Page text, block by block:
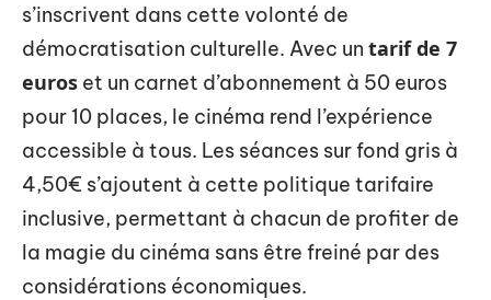
s’inscrivent dans cette volonté de
démocratisation culturelle. Avec un tarif de 7
euros et un carnet d’abonnement à 50 euros
pour 10 places, le cinéma rend l’expérience
accessible à tous. Les séances sur fond gris à
4,50€ s’ajoutent à cette politique tarifaire
inclusive, permettant à chacun de profiter de
la magie du cinéma sans être freiné par des
considérations économiques.